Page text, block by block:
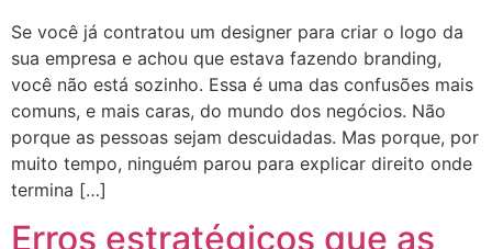
Se você já contratou um designer para criar o logo da
sua empresa e achou que estava fazendo branding,
você não está sozinho. Essa é uma das confusões mais
comuns, e mais caras, do mundo dos negócios. Não
porque as pessoas sejam descuidadas. Mas porque, por
muito tempo, ninguém parou para explicar direito onde
termina […]
Erros estratégicos que as